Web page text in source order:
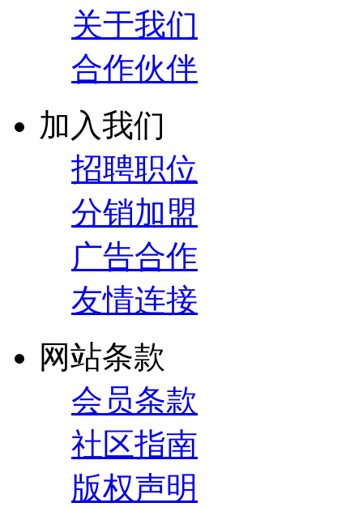
关于我们
合作伙伴
加入我们
招聘职位
分销加盟
广告合作
友情连接
网站条款
会员条款
社区指南
版权声明